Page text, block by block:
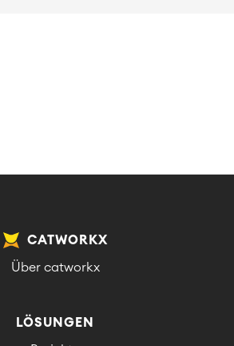
CATWORKX
Über catworkx
LÖSUNGEN